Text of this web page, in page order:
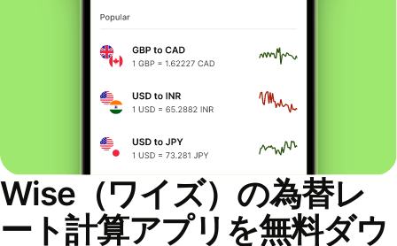
Wise（ワイズ）の為替レ
ート計算アプリを無料ダウ